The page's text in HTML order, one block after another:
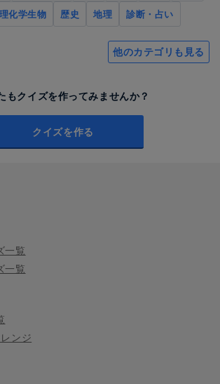
化学生物 歴史 地理 診断・占い
他のカテゴリも見る
もクイズを作ってみませんか？
クイズを作る
一覧
一覧
ンジ